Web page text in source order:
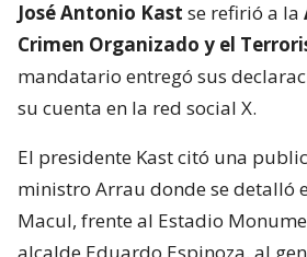
José Antonio Kast se refirió a la
Crimen Organizado y el
mandatario entregó sus
su cuenta en la red social X.
El presidente Kast citó una
ministro Arrau donde se detalló
Macul, frente al Estadio
alcalde Eduardo Espinoza, al